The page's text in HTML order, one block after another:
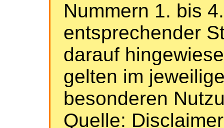
Nummern 1. bis
entsprechender
darauf
gelten im
besonderen
Quelle: